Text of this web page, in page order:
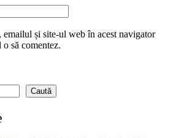
emailul și site-ul web în acest navigator
să comentez.
Caută